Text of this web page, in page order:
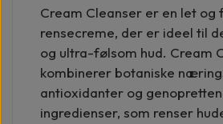
Cream Cleanser er en let og
rensecreme, der er ideel til
og ultra-følsom hud. Cream
kombinerer botaniske
antioxidanter og
ingredienser, som renser